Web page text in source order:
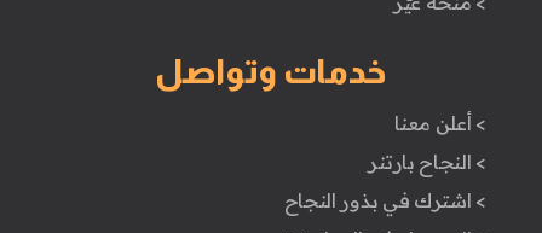
خدمات وتواصل
> أعلن معنا
> النجاح بارتنر
> اشترك في بذور النجاح